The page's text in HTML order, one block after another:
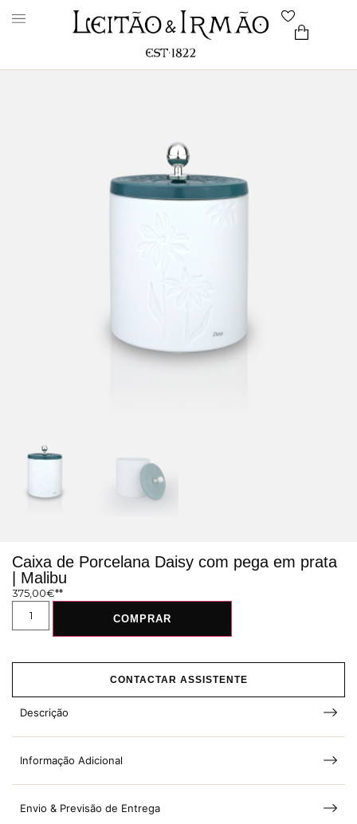
Caixa de Porcelana Daisy com pega em prata
| Malibu
375,00€
COMPRAR
CONTACTAR ASSISTENTE
Descrição
Informação Adicional
Envio & Previsão de Entrega